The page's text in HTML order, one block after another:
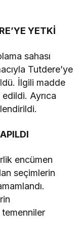
YETKİ
sahası
Tutdere’ye
İlgili madde
Ayrıca
encümen
seçimlerin